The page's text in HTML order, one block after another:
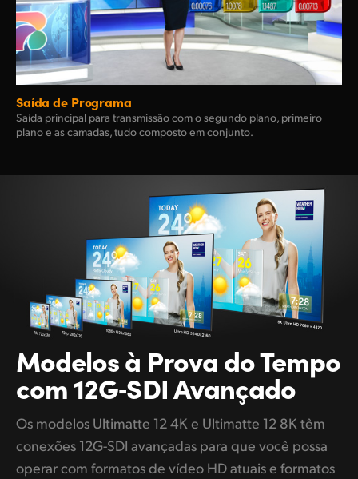
Saída de Programa
Saída principal para transmissão com o segundo plano, primeiro
plano e as camadas, tudo composto em conjunto.
Modelos à Prova doTempo
com 12G‑SDI Avançado
Os modelos Ultimatte 12 4K e Ultimatte 12 8K têm
conexões 12G-SDI avançadas para que você possa
operar com formatos de vídeo HD atuais e formatos